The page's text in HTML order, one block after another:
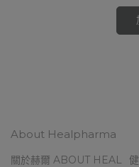
About Healpharma
關於赫爾 ABOUT HEAL